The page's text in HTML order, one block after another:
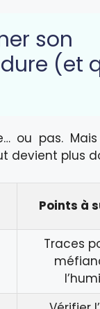
son
(et
ou pas.
devient plus
Points à
Traces